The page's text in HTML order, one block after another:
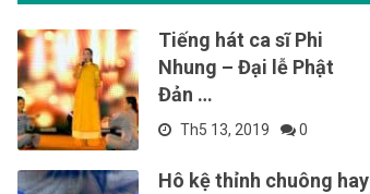
Tiếng hát ca sĩ Phi
Nhung – Đại lễ Phật
Đản …
Th5 13, 2019 0
Hô kệ thỉnh chuông hay